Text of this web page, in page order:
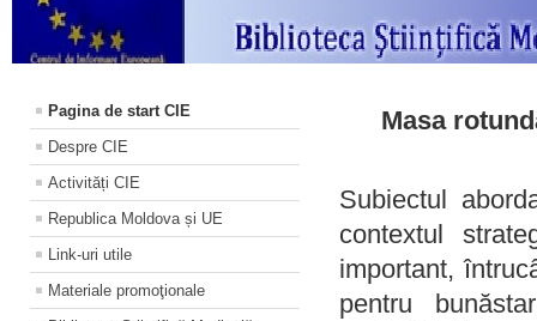
Pagina de start CIE
Despre CIE
Activități CIE
Republica Moldova și UE
Link-uri utile
Materiale promoţionale
Masa
Subiectul
contextul
important,
pentru